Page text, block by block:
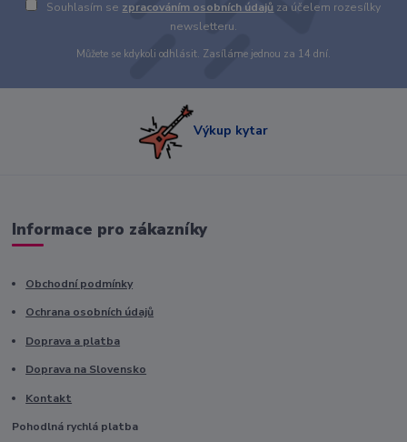
Souhlasím se zpracováním osobních údajů za účelem rozesílky
newsletteru.
Můžete se kdykoli odhlásit. Zasíláme jednou za 14 dní.
Výkup kytar
Informace pro zákazníky
Obchodní podmínky
Ochrana osobních údajů
Doprava a platba
Doprava na Slovensko
Kontakt
Pohodlná rychlá platba